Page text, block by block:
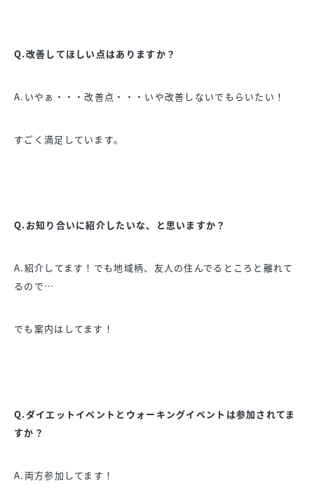
Q.改善してほしい点はありますか？
A.いやぁ・・・改善点・・・いや改善しないでもらいたい！
すごく満足しています。
Q.お知り合いに紹介したいな、と思いますか？
A.紹介してます！でも地域柄、友人の住んでるところと離れて
るので…
でも案内はしてます！
Q.ダイエットイベントとウォーキングイベントは参加されてま
すか？
A.両方参加してます！